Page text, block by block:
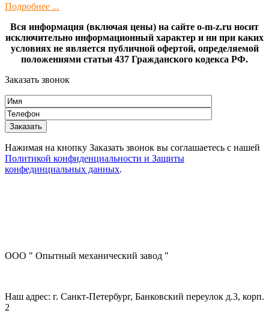
Подробнее ...
Вся информация (включая цены) на сайте o-m-z.ru носит
исключительно информационный характер и ни при каких
условиях не является публичной офертой, определяемой
положениями статьи 437 Гражданского кодекса РФ.
Заказать звонок
Нажимая на кнопку Заказать звонок вы соглашаетесь с нашей
Политикой конфиденциальности и Защиты
конфединциальных данных.
ООО " Опытный механический завод "
Наш адрес: г. Санкт-Петербург, Банковский переулок д.3, корп.
2